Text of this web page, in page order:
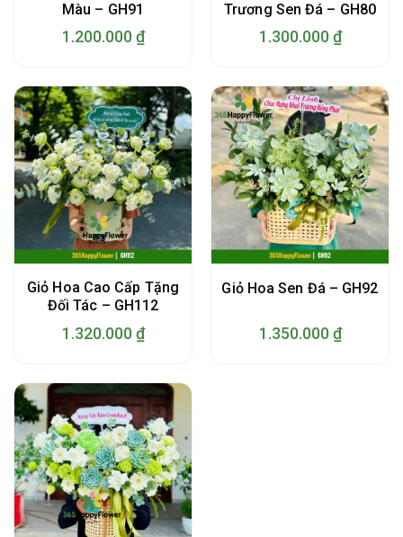
Màu – GH91
1.200.000 ₫
Trương Sen Đá – GH80
1.300.000 ₫
Giỏ Hoa Cao Cấp Tặng
Đối Tác – GH112
1.320.000 ₫
Giỏ Hoa Sen Đá – GH92
1.350.000 ₫